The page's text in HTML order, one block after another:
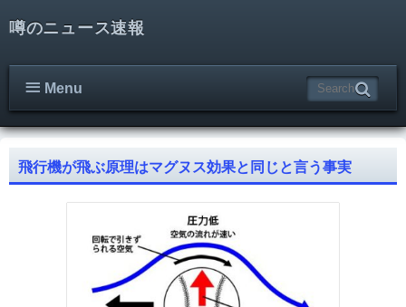
噂のニュース速報
Menu
飛行機が飛ぶ原理はマグヌス効果と同じと言う事実